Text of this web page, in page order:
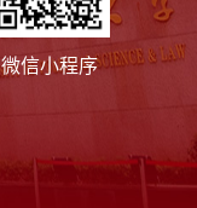
微信小程序